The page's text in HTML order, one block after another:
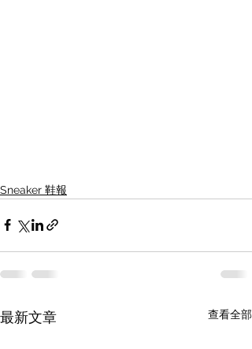
Sneaker 鞋報
最新文章 查看全部